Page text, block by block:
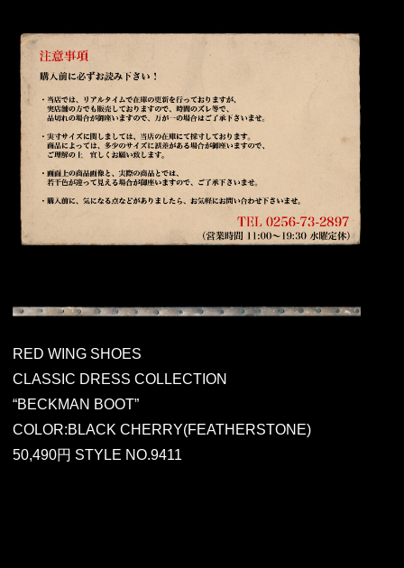
RED WING SHOES
CLASSIC DRESS COLLECTION
“BECKMAN BOOT”
COLOR:BLACK CHERRY(FEATHERSTONE)
50,490円 STYLE NO.9411